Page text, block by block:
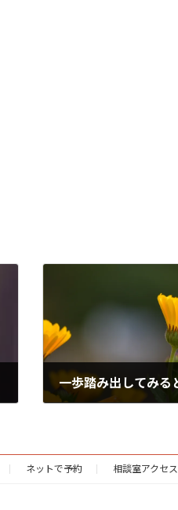
一歩踏み出してみる
ネットで予約 相談室アクセス